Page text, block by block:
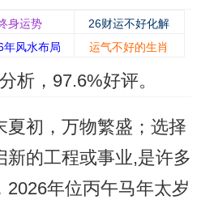
身运势
26财运不好化解
年风水布局 运气不好的生肖
析， 97.6%好评。
夏初，万物繁盛；选择
新的工程或事业,是许多
2026年位丙午马年太岁